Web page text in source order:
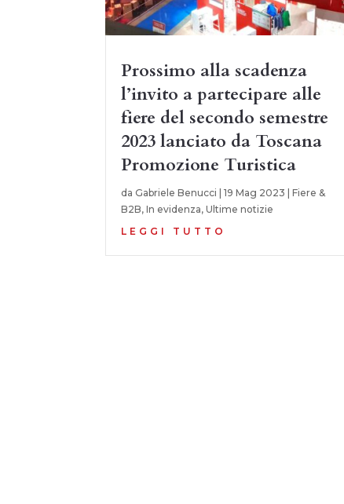
Prossimo alla scadenza
l’invito a partecipare alle
fiere del secondo semestre
2023 lanciato da Toscana
Promozione Turistica
da Gabriele Benucci |19 Mag 2023 |Fiere &
B2B,In evidenza,Ultime notizie
LEGGI TUTTO